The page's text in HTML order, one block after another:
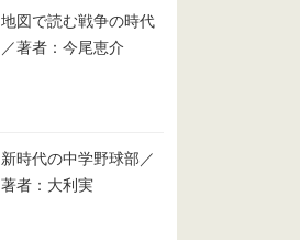
地図で読む戦争の時代
／著者：今尾恵介
新時代の中学野球部／
著者：大利実